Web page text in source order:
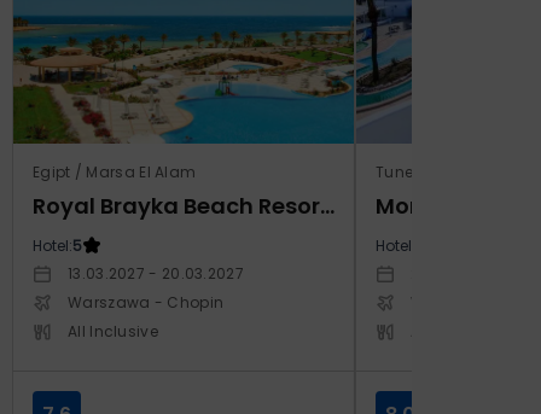
Egipt / Marsa El Alam
Royal Brayka Beach Resort (ex Zee Brayka)
Hotel:5
13.03.2027 - 20.03.2027
Warszawa - Chopin
All Inclusive
Tunezja / Monastir
Hotel:
Warszawa -